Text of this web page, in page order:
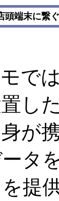
頭端末に繋
で
し
が
ータ
提